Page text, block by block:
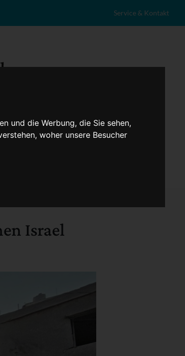
und die Werbung, die Sie sehen,
woher unsere Besucher
Service & Kontakt
Israel